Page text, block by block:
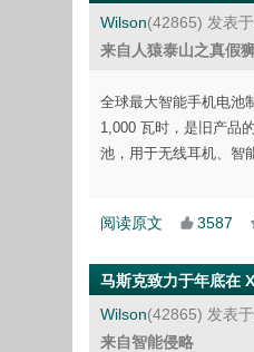
Wilson(42865) 发表
来自人猿泰山之真假
全球最大智能手机电池
1,000 瓦时，是旧产品
池，用于无线耳机、智
阅读原文 3587
马斯克致力于年底在
Wilson(42865) 发表
来自智能侵略